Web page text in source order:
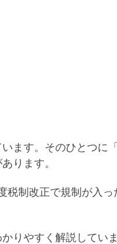
ます。そのひとつに「
ります。
制改正で規制が入っ
りやすく解説していま